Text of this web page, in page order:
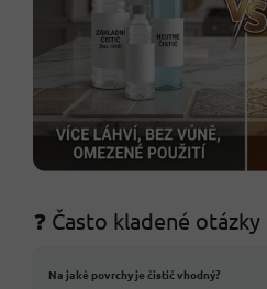
❓ Často kladené otázky
Na jaké povrchy je čistič vhodný?